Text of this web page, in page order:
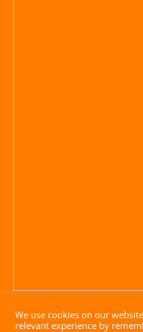
We use cookies on our
relevant experience by